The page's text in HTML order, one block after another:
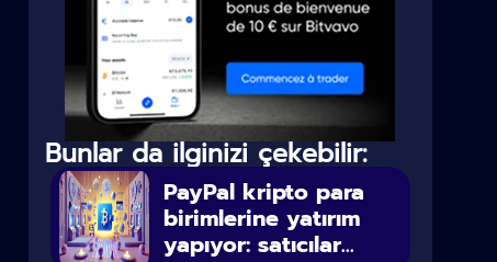
Bunlar da ilginizi çekebilir:
PayPal kripto para
birimlerine yatırım
yapıyor: satıcılar...